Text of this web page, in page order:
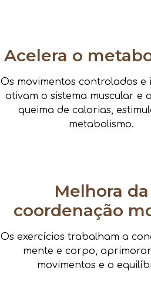
Acelera o
Os movimentos controlados e
ativam o sistema muscular e
queima de calorias,
metabolismo.
Melhora da
coordenação
Os exercícios trabalham a
mente e corpo,
movimentos e o